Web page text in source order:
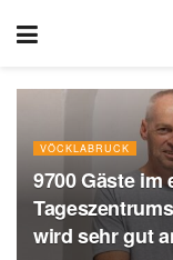
VÖCKLABRUCK
9700 Gäste im
wird sehr gut